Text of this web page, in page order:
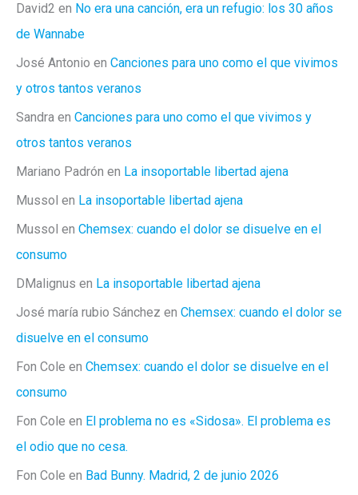
David2 en No era una canción, era un refugio: los 30 años
de Wannabe
José Antonio en Canciones para uno como el que vivimos
y otros tantos veranos
Sandra en Canciones para uno como el que vivimos y
otros tantos veranos
Mariano Padrón en La insoportable libertad ajena
Mussol en La insoportable libertad ajena
Mussol en Chemsex: cuando el dolor se disuelve en el
consumo
DMalignus en La insoportable libertad ajena
José maría rubio Sánchez en Chemsex: cuando el dolor se
disuelve en el consumo
Fon Cole en Chemsex: cuando el dolor se disuelve en el
consumo
Fon Cole en El problema no es «Sidosa». El problema es
el odio que no cesa.
Fon Cole en Bad Bunny. Madrid, 2 de junio 2026